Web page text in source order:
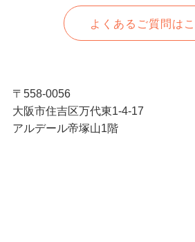
よくあるご質問は
〒558-0056
大阪市住吉区万代東1-4-17
アルデール帝塚山1階